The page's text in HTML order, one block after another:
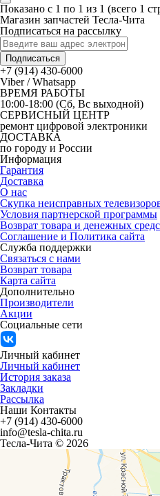
Показано с 1 по 1 из 1 (всего 1
Магазин запчастей Тесла-Чита
Подписаться на рассылку
Подписаться
+7 (914) 430-6000
Viber / Whatsapp
ВРЕМЯ РАБОТЫ
10:00-18:00 (Сб, Вс выходной)
СЕРВИСНЫЙ ЦЕНТР
ремонт цифровой электроники
ДОСТАВКА
по городу и России
Информация
Гарантия
Доставка
О нас
Скупка неисправных
Условия партнерской программы
Возврат товара и денежных
Соглашение и Политика сайта
Служба поддержки
Связаться с нами
Возврат товара
Карта сайта
Дополнительно
Производители
Акции
Социальные сети
Личный кабинет
Личный кабинет
История заказа
Закладки
Рассылка
Наши Контакты
+7 (914) 430-6000
info@tesla-chita.ru
Тесла-Чита © 2026